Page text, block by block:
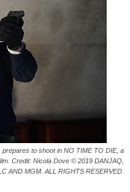
to shoot in NO TIME TO DIE, a
Credit: Nicola Dove © 2019 DANJAQ,
AND MGM. ALL RIGHTS RESERVED.